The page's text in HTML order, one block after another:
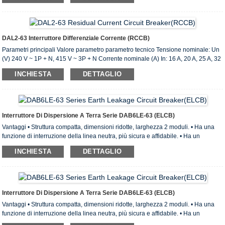
Corrente di cortocircuito residua limite nominale I c (A): 6000 Potere di
interruzione e commutazione nominale Im (A): 500 (In 50A) ...
DAL2-63 Interruttore Differenziale Corrente (RCCB)
Parametri principali Valore parametro parametro tecnico Tensione nominale: Un
(V) 240 V ~ 1P + N, 415 V ~ 3P + N Corrente nominale (A) In: 16 A, 20 A, 25 A, 32
A, A, da 40 a 50 A , 63 A Corrente di esercizio residua nominale I (A): 0.03,0.1,0.3
Il numero di 1 p + N, 3 p + N tipo CA, tipo A in base alle condizioni di lavoro con
Corrente di cortocircuito residua limite nominale I c (A): 6000 Potere di
interruzione e commutazione nominale Im (A): 500 (In 50A) ...
INCHIESTA DETTAGLIO
Interruttore Di Dispersione A Terra Serie DAB6LE-63 (ELCB)
Vantaggi • Struttura compatta, dimensioni ridotte, larghezza 2 moduli. • Ha una
funzione di interruzione della linea neutra, più sicura e affidabile. • Ha un
terminale a doppio scopo con forte capacità di connessione. • Ha l'indicatore di
stato del contatto, facile da identificare la condizione del contatto. • Può essere
sovratensioni. Parametri fisici del dispositivo a corrente residua DAB6LE-63
Standard di conformità: IEC61009 (EN61009) e GB16917.1 Sensibilità: tipo A,
tipo AC Rel ...
INCHIESTA DETTAGLIO
Interruttore Di Dispersione A Terra Serie DAB6LE-63 (ELCB)
Vantaggi • Struttura compatta, dimensioni ridotte, larghezza 2 moduli. • Ha una
funzione di interruzione della linea neutra, più sicura e affidabile. • Ha un
terminale a doppio scopo con forte capacità di connessione. • Ha l'indicatore di